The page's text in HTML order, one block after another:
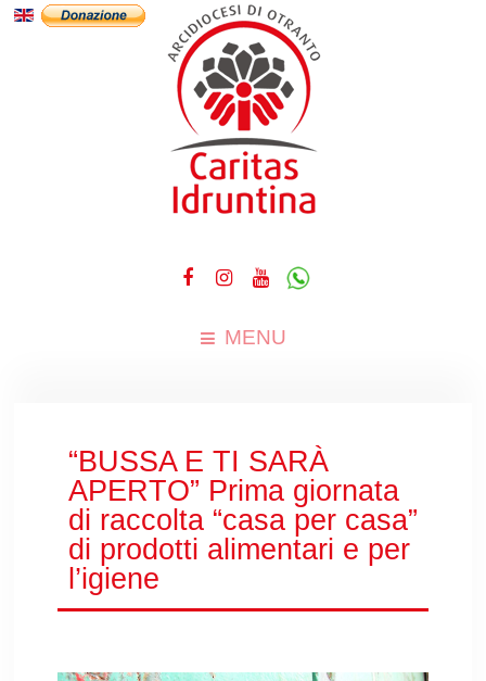
MENU
“BUSSA E TI SARÀ
APERTO” Prima giornata
di raccolta “casa per casa”
di prodotti alimentari e per
l’igiene